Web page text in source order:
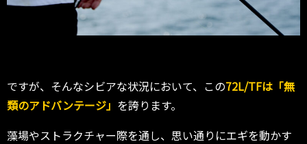
ですが、そんなシビアな状況において、この72L/TFは「無
類のアドバンテージ」 を誇ります。
藻場やストラクチャー際を通し、思い通りにエギを動かす